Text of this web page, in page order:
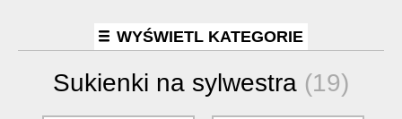
WYŚWIETL KATEGORIE
Sukienki na sylwestra (19)